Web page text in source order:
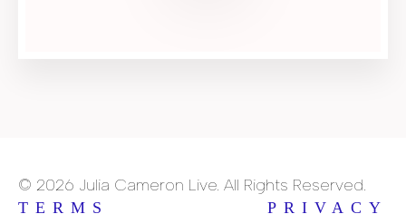
© 2026 Julia Cameron Live. All Rights Reserved.
TERMS PRIVACY